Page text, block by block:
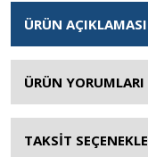
ÜRÜN AÇIKLAMASI
ÜRÜN YORUMLARI
TAKSİT